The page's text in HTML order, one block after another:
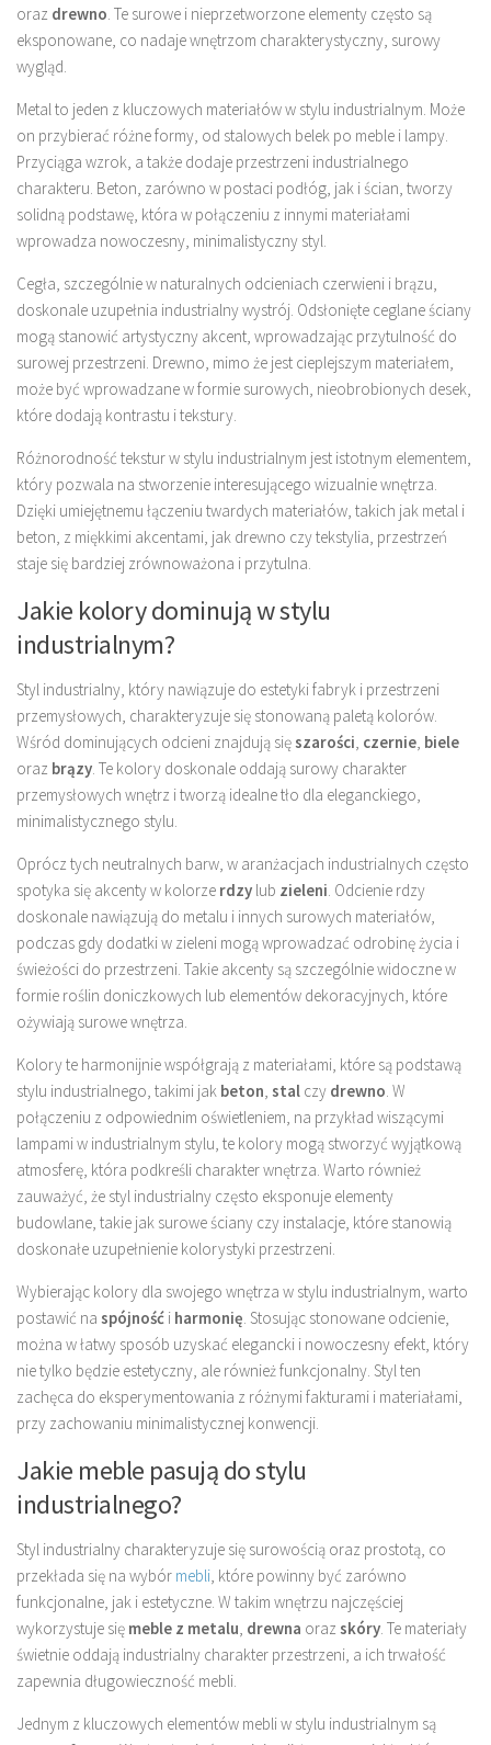
oraz drewno. Te surowe i nieprzetworzone elementy często są
eksponowane, co nadaje wnętrzom charakterystyczny, surowy
wygląd.
Metal to jeden z kluczowych materiałów w stylu industrialnym. Może
on przybierać różne formy, od stalowych belek po meble i lampy.
Przyciąga wzrok, a także dodaje przestrzeni industrialnego
charakteru. Beton, zarówno w postaci podłóg, jak i ścian, tworzy
solidną podstawę, która w połączeniu z innymi materiałami
wprowadza nowoczesny, minimalistyczny styl.
Cegła, szczególnie w naturalnych odcieniach czerwieni i brązu,
doskonale uzupełnia industrialny wystrój. Odsłonięte ceglane ściany
mogą stanowić artystyczny akcent, wprowadzając przytulność do
surowej przestrzeni. Drewno, mimo że jest cieplejszym materiałem,
może być wprowadzane w formie surowych, nieobrobionych desek,
które dodają kontrastu i tekstury.
Różnorodność tekstur w stylu industrialnym jest istotnym elementem,
który pozwala na stworzenie interesującego wizualnie wnętrza.
Dzięki umiejętnemu łączeniu twardych materiałów, takich jak metal i
beton, z miękkimi akcentami, jak drewno czy tekstylia, przestrzeń
staje się bardziej zrównoważona i przytulna.
Jakie kolory dominują w stylu
industrialnym?
Styl industrialny, który nawiązuje do estetyki fabryk i przestrzeni
przemysłowych, charakteryzuje się stonowaną paletą kolorów.
Wśród dominujących odcieni znajdują sięszarości, czernie, biele
oraz brązy. Te kolory doskonale oddają surowy charakter
przemysłowych wnętrz i tworzą idealne tło dla eleganckiego,
minimalistycznego stylu.
Oprócz tych neutralnych barw, w aranżacjach industrialnych często
spotyka się akcenty w kolorze rdzy lub zieleni. Odcienie rdzy
doskonale nawiązują do metalu i innych surowych materiałów,
podczas gdy dodatki w zieleni mogą wprowadzać odrobinę życia i
świeżości do przestrzeni. Takie akcenty są szczególnie widoczne w
formie roślin doniczkowych lub elementów dekoracyjnych, które
ożywiają surowe wnętrza.
Kolory te harmonijnie współgrają z materiałami, które są podstawą
stylu industrialnego, takimi jak beton, stal czy drewno. W
połączeniu z odpowiednim oświetleniem, na przykład wiszącymi
lampami w industrialnym stylu, te kolory mogą stworzyć wyjątkową
atmosferę, która podkreśli charakter wnętrza. Warto również
zauważyć, że styl industrialny często eksponuje elementy
budowlane, takie jak surowe ściany czy instalacje, które stanowią
doskonałe uzupełnienie kolorystyki przestrzeni.
Wybierając kolory dla swojego wnętrza w stylu industrialnym, warto
postawić na spójność i harmonię. Stosując stonowane odcienie,
można w łatwy sposób uzyskać elegancki i nowoczesny efekt, który
nie tylko będzie estetyczny, ale również funkcjonalny. Styl ten
zachęca do eksperymentowania z różnymi fakturami i materiałami,
przy zachowaniu minimalistycznej konwencji.
Jakie meble pasują do stylu
industrialnego?
Styl industrialny charakteryzuje się surowością oraz prostotą, co
przekłada się na wybór mebli, które powinny być zarówno
funkcjonalne, jak i estetyczne. W takim wnętrzu najczęściej
wykorzystuje się meble z metalu, drewna oraz skóry. Te materiały
świetnie oddają industrialny charakter przestrzeni, a ich trwałość
zapewnia długowieczność mebli.
Jednym z kluczowych elementów mebli w stylu industrialnym są